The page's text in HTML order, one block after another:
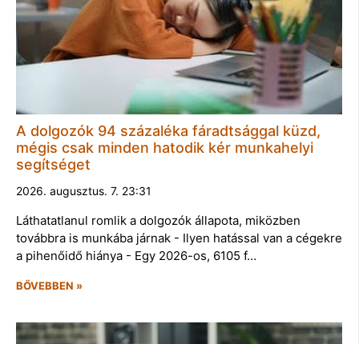
A dolgozók 94 százaléka fáradtsággal küzd,
mégis csak minden hatodik kér munkahelyi
segítséget
2026. augusztus. 7. 23:31
Láthatatlanul romlik a dolgozók állapota, miközben
továbbra is munkába járnak - Ilyen hatással van a cégekre
a pihenőidő hiánya - Egy 2026-os, 6105 f…
BŐVEBBEN »